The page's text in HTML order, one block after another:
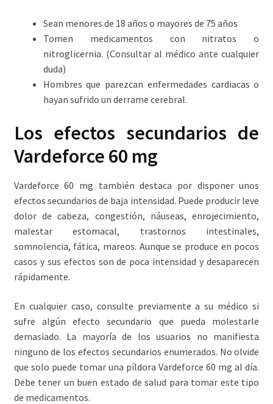
Sean menores de 18 años o mayores de 75 años
Tomen medicamentos con nitratos o
nitroglicernia. (Consultar al médico ante cualquier
duda)
Hombres que parezcan enfermedades cardiacas o
hayan sufrido un derrame cerebral.
Los efectos secundarios de
Vardeforce 60 mg
Vardeforce 60 mg también destaca por disponer unos
efectos secundarios de baja intensidad. Puede producir leve
dolor de cabeza, congestión, náuseas, enrojecimiento,
malestar estomacal, trastornos intestinales,
somnolencia, fática, mareos. Aunque se produce en pocos
casos y sus efectos son de poca intensidad y desaparecen
rápidamente.
En cualquier caso, consulte previamente a su médico si
sufre algún efecto secundario que pueda molestarle
demasiado. La mayoría de los usuarios no manifiesta
ninguno de los efectos secundarios enumerados. No olvide
que solo puede tomar una píldora Vardeforce 60 mg al día.
Debe tener un buen estado de salud para tomar este tipo
de medicamentos.